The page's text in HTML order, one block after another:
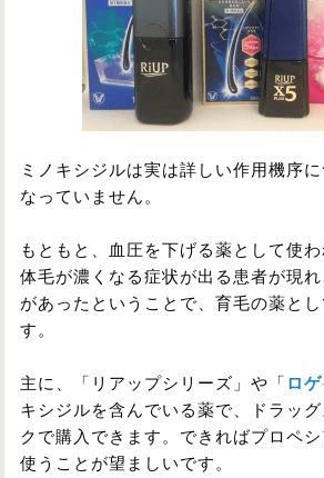
ミノキシジルは実は詳しい作用機序
なっていません。
もともと、血圧を下げる薬として使わ
体毛が濃くなる症状が出る患者が現
があったということで、育毛の薬と
す。
主に、「リアップシリーズ」や「 ロ
キシジルを含んでいる薬で、ドラッ
クで購入できます。できればプロペ
使うことが望ましいです。